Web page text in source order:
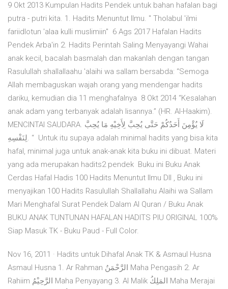
9 Okt 2013 Kumpulan Hadits Pendek untuk bahan hafalan bagi
putra - putri kita. 1. Hadits Menuntut Ilmu. " Tholabul 'ilmi
fariidlotun 'alaa kulli muslimiin" 6 Ags 2017 Hafalan Hadits
Pendek Arba'in 2. Hadits Perintah Saling Menyayangi Wahai
anak kecil, bacalah basmalah dan makanlah dengan tangan
Rasulullah shallallaahu 'alaihi wa sallam bersabda: “Semoga
Allah membaguskan wajah orang yang mendengar hadits
dariku, kemudian dia 11 menghafalnya 8 Okt 2014 “Kesalahan
anak adam yang terbanyak adalah lisannya.” (HR. Al-Haakim).
MENCINTAI SAUDARA. لَا يُؤْمِنَ أَحَدُكُمْ حَتَّى يُحِبَّ لِأَخِيْهِ مَا يُحِبَّ
لِنَفْسِهِ. “ Untuk itu supaya adalah minimal hadits yang bisa kita
hafal, minimal juga untuk anak-anak kita buku ini dibuat. Materi
yang ada merupakan hadits2 pendek Buku ini Buku Anak
Cerdas Hafal Hadis 100 Hadits Menuntut Ilmu Dll , Buku ini
menyajikan 100 Hadits Rasulullah Shallallahu Alaihi wa Sallam
Mari Menghafal Surat Pendek Dalam Al Quran / Buku Anak
BUKU ANAK TUNTUNAN HAFALAN HADITS PIU ORIGINAL 100%
Siap Masuk TK - Buku Paud - Full Color.
Nov 16, 2011 · Hadits untuk Dihafal Anak TK & Asmaul Husna
Asmaul Husna 1. Ar Rahman الرَّحْمَنُ Maha Pengasih 2. Ar
Rahiim الرَّحِيْمُ Maha Penyayang 3. Al Malik المَلِكُ Maha Merajai